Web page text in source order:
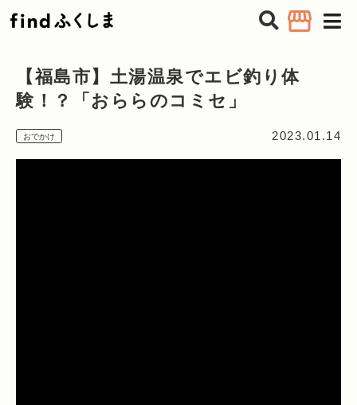
【福島市】土湯温泉でエビ釣り体
験！？「おららのコミセ」
おでかけ 2023.01.14